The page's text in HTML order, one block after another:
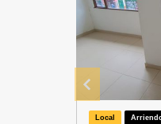
Local